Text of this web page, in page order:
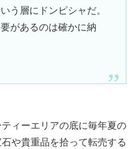
う層にドンピシャだ。
があるのは確かに納
ィーエリアの底に毎年夏の
や貴重品を拾って転売する